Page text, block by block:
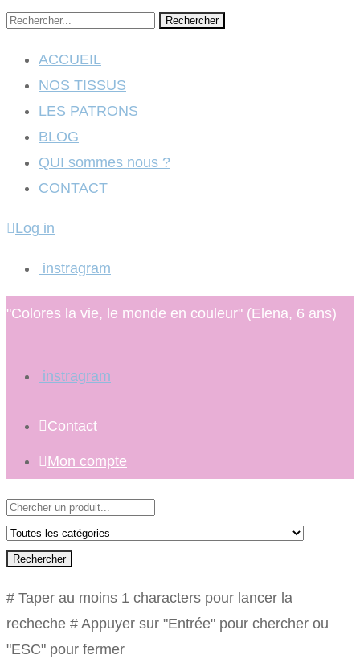
Rechercher
ACCUEIL
NOS TISSUS
LES PATRONS
BLOG
QUI sommes nous ?
CONTACT
Log in
instragram
"Colores la vie, le monde en couleur" (Elena, 6 ans)
instragram
Contact
Mon compte
Rechercher
# Taper au moins 1 characters pour lancer la
recheche # Appuyer sur "Entrée" pour chercher ou
"ESC" pour fermer